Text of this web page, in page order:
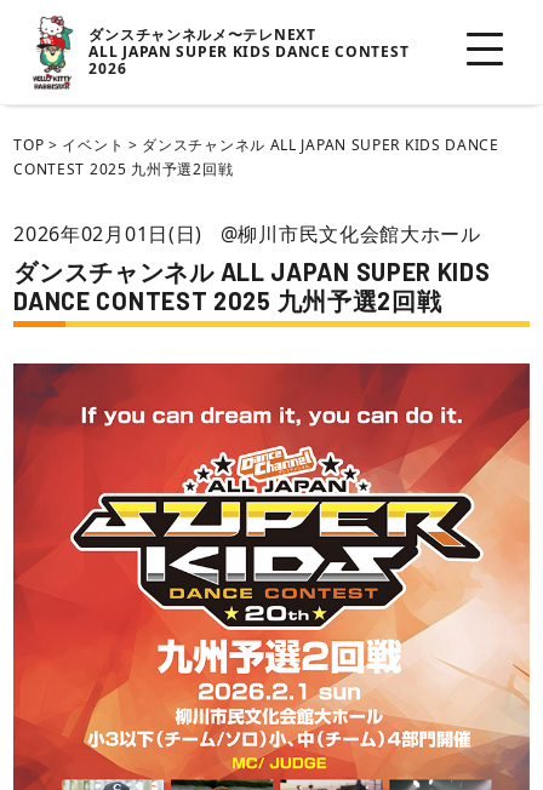
ダンスチャンネルメ〜テレNEXT
ALL JAPAN SUPER KIDS DANCE CONTEST
2026
TOP > イベント > ダンスチャンネル ALL JAPAN SUPER KIDS DANCE
CONTEST 2025 九州予選2回戦
2026年02月01日(日) @柳川市民文化会館大ホール
ダンスチャンネル ALL JAPAN SUPER KIDS
DANCE CONTEST 2025 九州予選2回戦